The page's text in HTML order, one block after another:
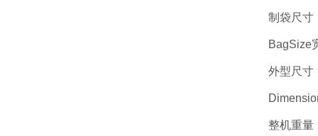
制袋尺寸
BagSize
外型尺寸
整机重量